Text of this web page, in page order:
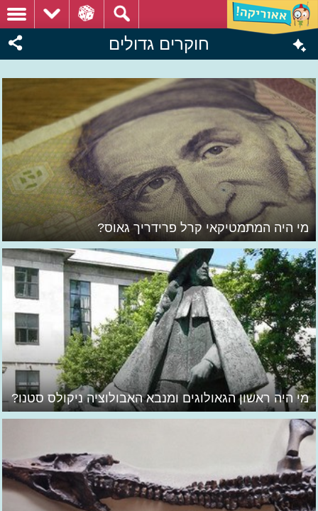
חוקרים גדולים
מי היה המתמטיקאי קרל פרידריך גאוס?
מי היה ראשון הגאולוגים ומנבא האבולוציה ניקולס סטנו?